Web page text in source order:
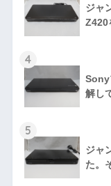
ジャ
Z420
4
Sony
解し
5
ジャ
た。